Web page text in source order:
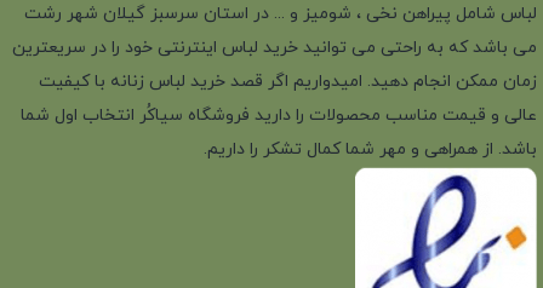
لباس شامل پیراهن نخی ، شومیز و ... در استان سرسبز گیلان شهر رشت
می باشد که به راحتی می توانید خرید لباس اینترنتی خود را در سریعترین
زمان ممکن انجام دهید. امیدواریم اگر قصد خرید لباس زنانه با کیفیت
عالی و قیمت مناسب محصولات را دارید فروشگاه سیاکُر انتخاب اول شما
باشد. از همراهی و مهر شما کمال تشکر را داریم.